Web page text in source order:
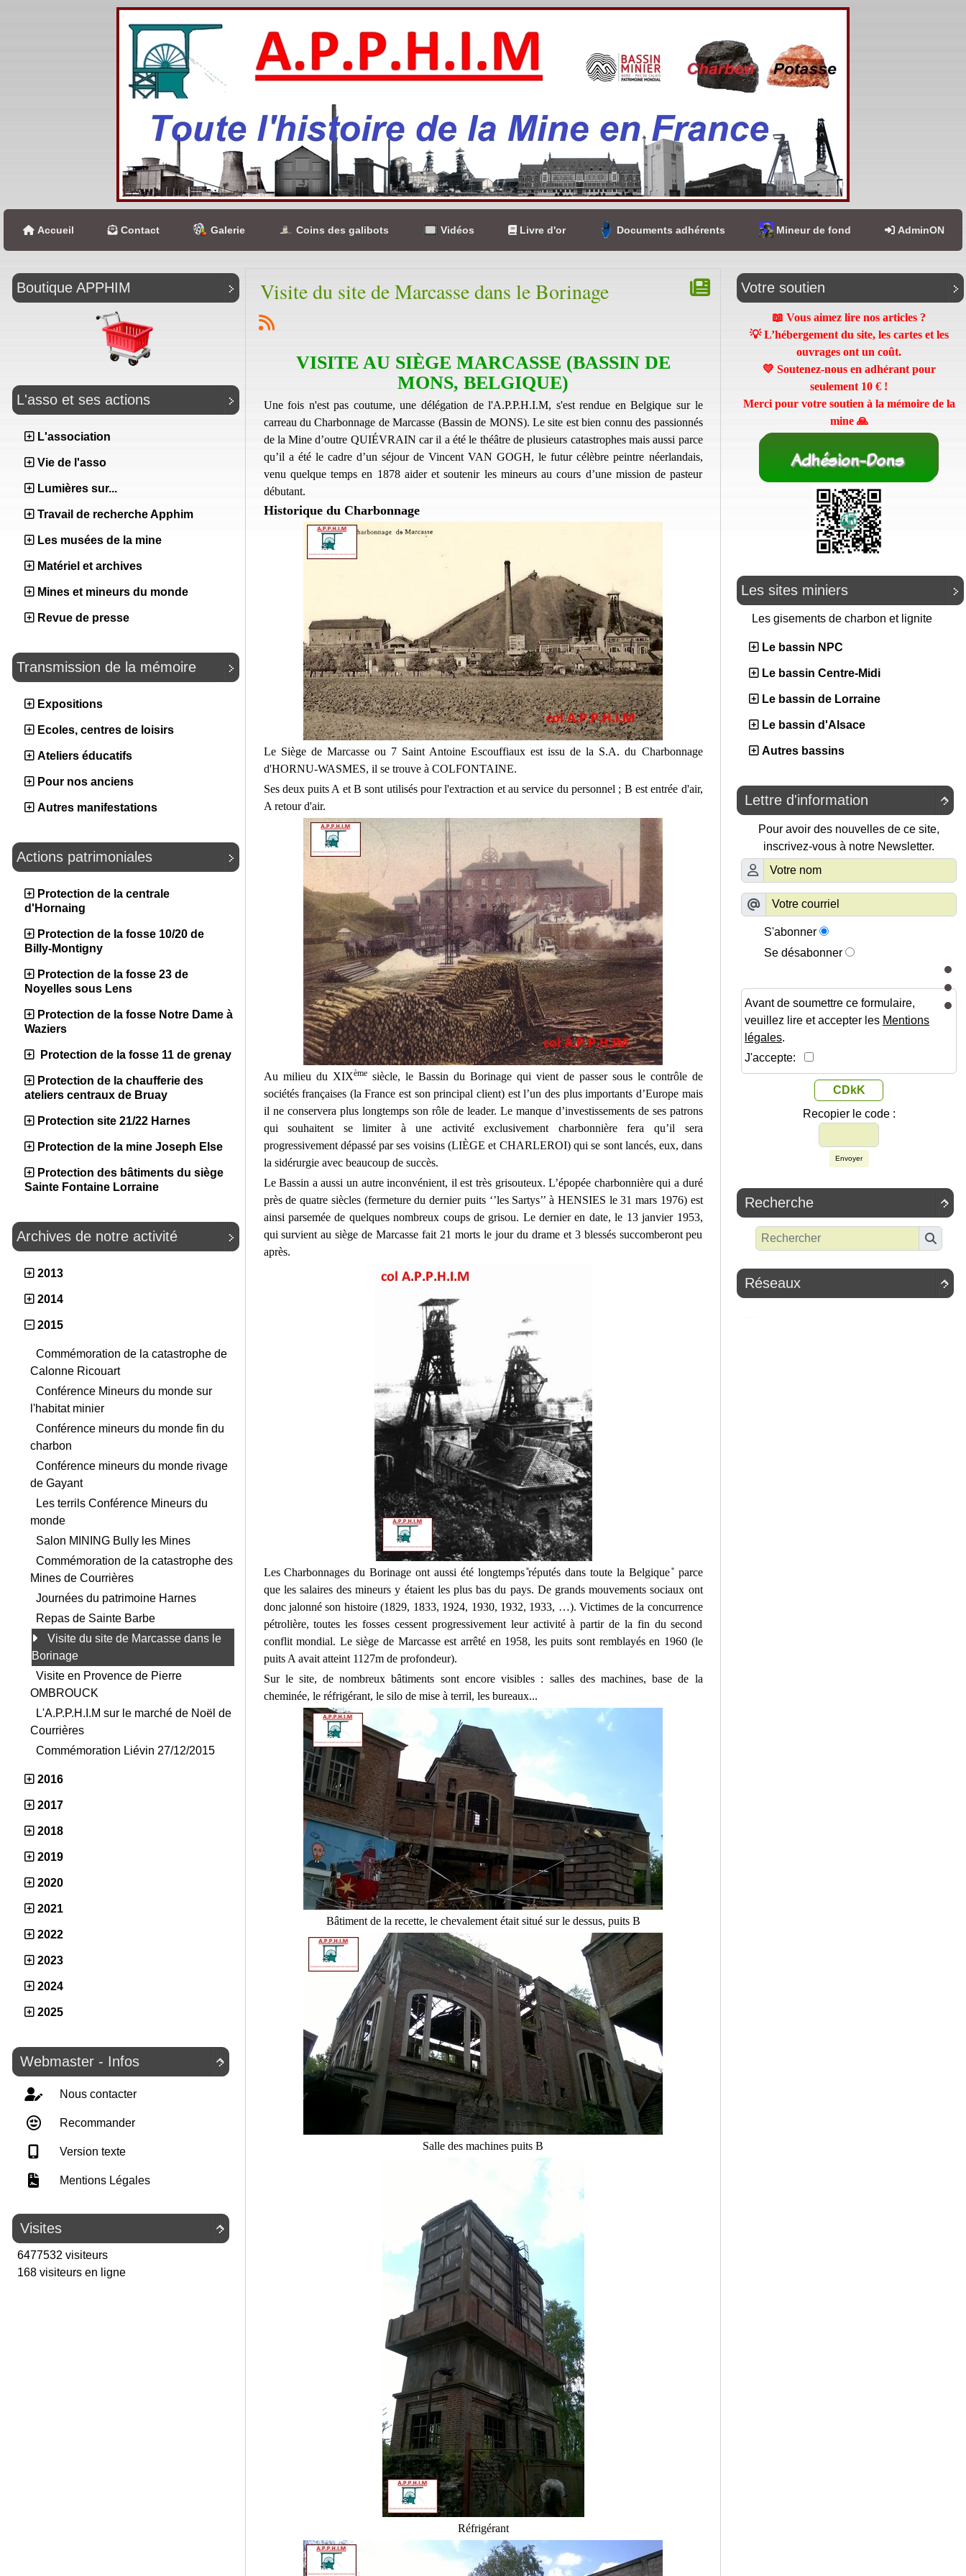
Accueil Contact Galerie Coins des galibots Vidéos Livre d'or Documents adhérents Mineur de fond AdminON
Boutique APPHIM
L'asso et ses actions
L'association
Vie de l'asso
Lumières sur...
Travail de recherche Apphim
Les musées de la mine
Matériel et archives
Mines et mineurs du monde
Revue de presse
Transmission de la mémoire
Expositions
Ecoles, centres de loisirs
Ateliers éducatifs
Pour nos anciens
Autres manifestations
Actions patrimoniales
Protection de la centrale
d'Hornaing
Protection de la fosse 10/20 de
Billy-Montigny
Protection de la fosse 23 de
Noyelles sous Lens
Protection de la fosse Notre Dame à
Waziers
Protection de la fosse 11 de grenay
Protection de la chaufferie des
ateliers centraux de Bruay
Protection site 21/22 Harnes
Protection de la mine Joseph Else
Protection des bâtiments du siège
Sainte Fontaine Lorraine
Archives de notre activité
2013
2014
2015
Commémoration de la catastrophe de
Calonne Ricouart
Conférence Mineurs du monde sur
l'habitat minier
Conférence mineurs du monde fin du
charbon
Conférence mineurs du monde rivage
de Gayant
Les terrils Conférence Mineurs du
monde
Salon MINING Bully les Mines
Commémoration de la catastrophe des
Mines de Courrières
Journées du patrimoine Harnes
Repas de Sainte Barbe
Visite du site de Marcasse dans le
Borinage
Visite en Provence de Pierre
OMBROUCK
L'A.P.P.H.I.M sur le marché de Noël de
Courrières
Commémoration Liévin 27/12/2015
2016
2017
2018
2019
2020
2021
2022
2023
2024
2025

Webmaster - Infos
Nous contacter
Recommander
Version texte
Mentions Légales

Visites
6477532 visiteurs
168 visiteurs en ligne
Visite du site de Marcasse dans le Borinage
VISITE AU SIÈGE MARCASSE (BASSIN DE
MONS, BELGIQUE)
Une fois n'est pas coutume, une délégation de l'A.P.P.H.I.M, s'est rendue en Belgique sur le
carreau du Charbonnage de Marcasse (Bassin de MONS). Le site est bien connu des passionnés
de la Mine d’outre QUIÉVRAIN car il a été le théâtre de plusieurs catastrophes mais aussi parce
qu’il a été le cadre d’un séjour de Vincent VAN GOGH, le futur célèbre peintre néerlandais,
venu quelque temps en 1878 aider et soutenir les mineurs au cours d’une mission de pasteur
débutant.
Historique du Charbonnage
Le Siège de Marcasse ou 7 Saint Antoine Escouffiaux est issu de la S.A. du Charbonnage
d'HORNU-WASMES, il se trouve à COLFONTAINE.
Ses deux puits A et B sont utilisés pour l'extraction et au service du personnel ; B est entrée d'air,
A retour d'air.
Au milieu du XIXèmesiècle, le Bassin du Borinage qui vient de passer sous le contrôle de
sociétés françaises (la France est son principal client) est l’un des plus importants d’Europe mais
il ne conservera plus longtemps son rôle de leader. Le manque d’investissements de ses patrons
qui souhaitent se limiter à une activité exclusivement charbonnière fera qu’il sera
progressivement dépassé par ses voisins (LIÈGE et CHARLEROI) qui se sont lancés, eux, dans
la sidérurgie avec beaucoup de succès.
Le Bassin a aussi un autre inconvénient, il est très grisouteux. L’épopée charbonnière qui a duré
près de quatre siècles (fermeture du dernier puits ‘’les Sartys’’ à HENSIES le 31 mars 1976) est
ainsi parsemée de quelques nombreux coups de grisou. Le dernier en date, le 13 janvier 1953,
qui survient au siège de Marcasse fait 21 morts le jour du drame et 3 blessés succomberont peu
après.
Les Charbonnages du Borinage ont aussi été longtemps ̎réputés dans toute la Belgique ̎ parce
que les salaires des mineurs y étaient les plus bas du pays. De grands mouvements sociaux ont
donc jalonné son histoire (1829, 1833, 1924, 1930, 1932, 1933, …). Victimes de la concurrence
pétrolière, toutes les fosses cessent progressivement leur activité à partir de la fin du second
conflit mondial. Le siège de Marcasse est arrêté en 1958, les puits sont remblayés en 1960 (le
puits A avait atteint 1127m de profondeur).
Sur le site, de nombreux bâtiments sont encore visibles : salles des machines, base de la
cheminée, le réfrigérant, le silo de mise à terril, les bureaux...
Bâtiment de la recette, le chevalement était situé sur le dessus, puits B
Salle des machines puits B
Réfrigérant
Votre soutien
📖 Vous aimez lire nos articles ?
💡 L’hébergement du site, les cartes et les
ouvrages ont un coût.
💛 Soutenez-nous en adhérant pour
seulement 10 € !
Merci pour votre soutien à la mémoire de la
mine 🙏
Les sites miniers
Les gisements de charbon et lignite
Le bassin NPC
Le bassin Centre-Midi
Le bassin de Lorraine
Le bassin d'Alsace
Autres bassins

Lettre d'information
Pour avoir des nouvelles de ce site,
inscrivez-vous à notre Newsletter.
S'abonner
Se désabonner
Avant de soumettre ce formulaire,
veuillez lire et accepter les Mentions
légales.
J'accepte:
CDkK
Recopier le code :
Envoyer

Recherche

Réseaux